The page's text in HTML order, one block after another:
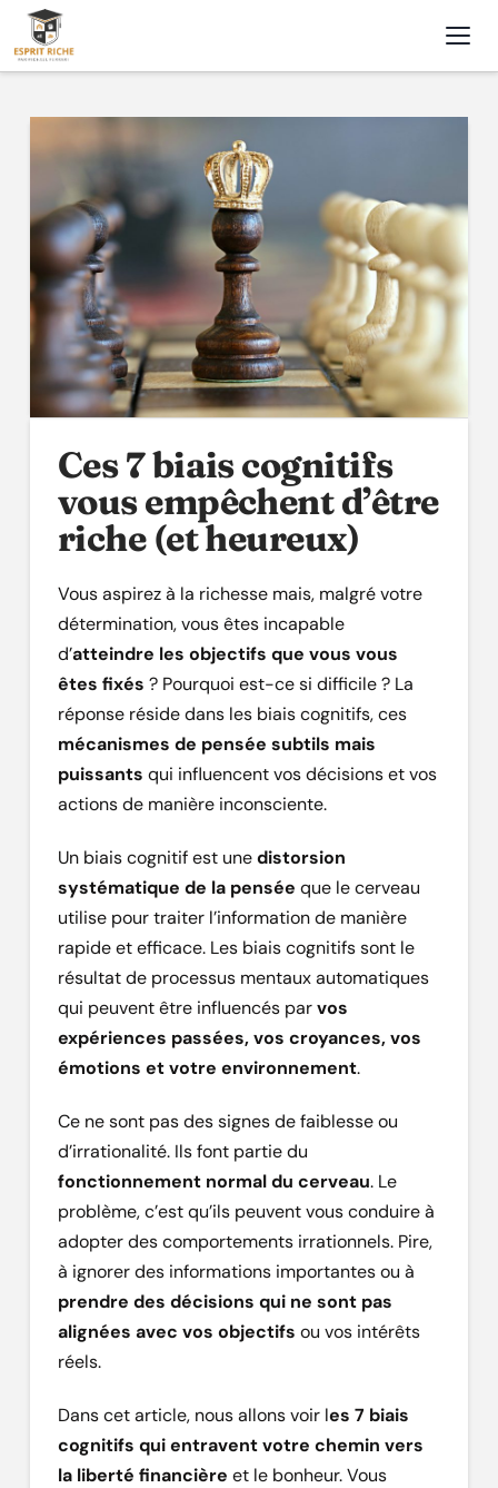
Ces 7 biais cognitifs
vous empêchent d’être
riche (et heureux)
Vous aspirez à la richesse mais, malgré votre
détermination, vous êtes incapable
d’atteindre les objectifs que vous vous
êtes fixés ? Pourquoi est-ce si difficile ? La
réponse réside dans les biais cognitifs, ces
mécanismes de pensée subtils mais
puissants qui influencent vos décisions et vos
actions de manière inconsciente.
Un biais cognitif est unedistorsion
systématique de la pensée que le cerveau
utilise pour traiter l’information de manière
rapide et efficace. Les biais cognitifs sont le
résultat de processus mentaux automatiques
qui peuvent être influencés parvos
expériences passées, vos croyances, vos
émotions et votre environnement.
Ce ne sont pas des signes de faiblesse ou
d’irrationalité. Ils font partie du
fonctionnement normal du cerveau. Le
problème, c’est qu’ils peuvent vous conduire à
adopter des comportements irrationnels. Pire,
à ignorer des informations importantes ou à
prendre des décisions qui ne sont pas
alignées avec vos objectifs ou vos intérêts
réels.
Dans cet article, nous allons voir les 7 biais
cognitifs qui entravent votre chemin vers
la liberté financière et le bonheur. Vous